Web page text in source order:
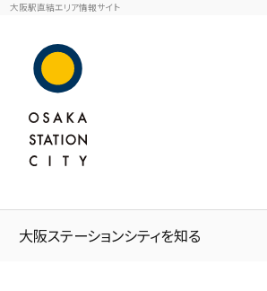
大阪駅直結エリア情報サイト
大阪ステーションシティを知る